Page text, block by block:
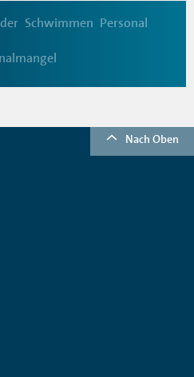
Schwimmen Personal
Nach Oben